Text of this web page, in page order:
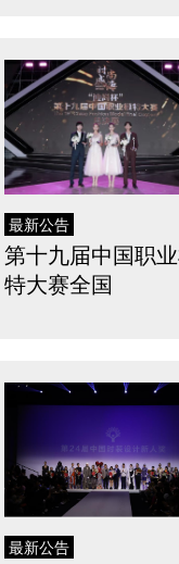
最新公告
第十九届中国职
特大赛全国
最新公告